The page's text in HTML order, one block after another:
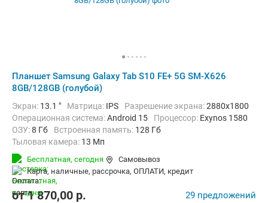
Планшет Samsung Galaxy Tab S10 FE+ 5G SM-X626
8GB/128GB (голубой)
Экран: 13.1 " Матрица: IPS Разрешение экрана:2880x1800
Операционная система:Android 15 Процессор: Exynos 1580​
ОЗУ:8 Гб Встроенная память: 128 Гб
Тыловая камера: 13 Мп
Беспроводная связь:
Комплектация:
Перо (стилус)
Бесплатная, сегодня
Самовывоз
карта, наличные, рассрочка, ОПЛАТИ, кредит
от1 870,00 p. 29 предложений